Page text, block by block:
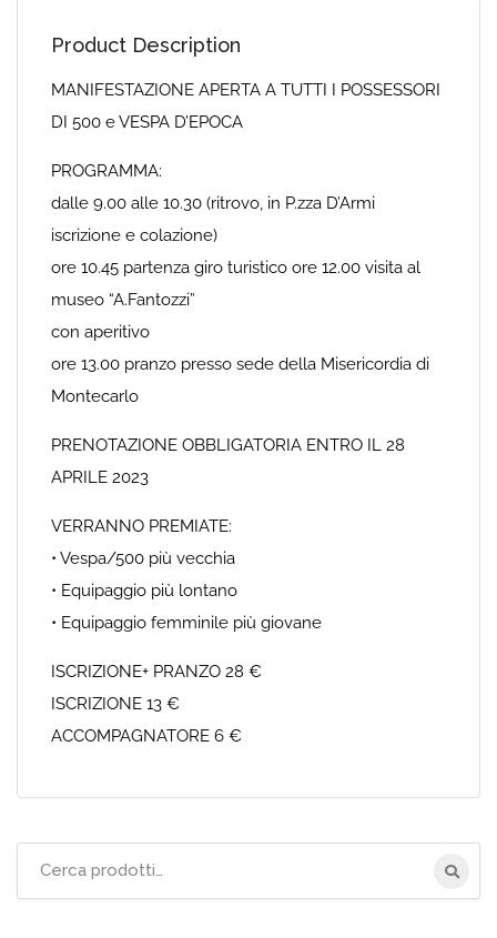
Product Description
MANIFESTAZIONE APERTA A TUTTI I POSSESSORI
DI 500 e VESPA D’EPOCA
PROGRAMMA:
dalle 9.00 alle 10.30 (ritrovo, in P.zza D’Armi
iscrizione e colazione)
ore 10.45 partenza giro turistico ore 12.00 visita al
museo “A.Fantozzi”
con aperitivo
ore 13.00 pranzo presso sede della Misericordia di
Montecarlo
PRENOTAZIONE OBBLIGATORIA ENTRO IL 28
APRILE 2023
VERRANNO PREMIATE:
• Vespa/500 più vecchia
• Equipaggio più lontano
• Equipaggio femminile più giovane
ISCRIZIONE+ PRANZO 28 €
ISCRIZIONE 13 €
ACCOMPAGNATORE 6 €